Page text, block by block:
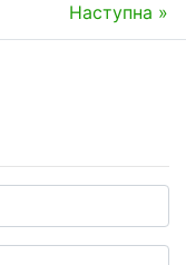
Наступна »